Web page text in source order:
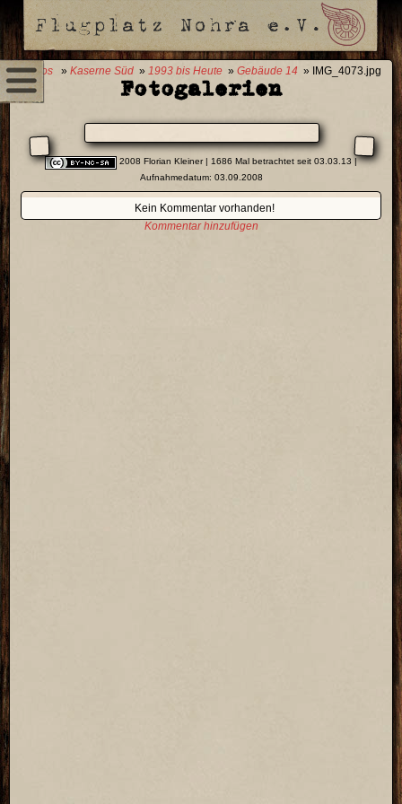
0 Fotos » Kaserne Süd » 1993 bis Heute » Gebäude 14 » IMG_4073.jpg
Fotogalerien
2008 Florian Kleiner| 1686 Mal betrachtet seit 03.03.13 |
Aufnahmedatum: 03.09.2008
Kein Kommentar vorhanden!
Kommentar hinzufügen